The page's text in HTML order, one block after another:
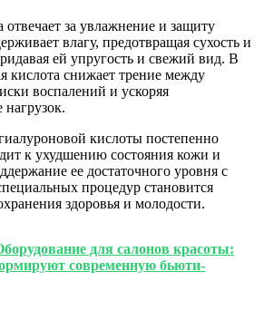
отвечает за увлажнение и защиту
влагу, предотвращая сухость и
ей упругость и свежий вид. В
кислота снижает трение между
воспалений и ускоряя
нагрузок.
кислоты постепенно
к ухудшению состояния кожи и
ее достаточного уровня с
процедур становится
здоровья и молодости.
для салонов красоты:
современную бьюти-